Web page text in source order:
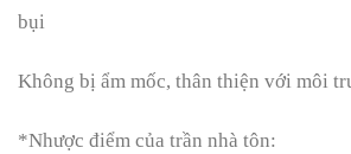
bụi
Không bị ẩm mốc, thân thiện với môi
*Nhược điểm của trần nhà tôn: